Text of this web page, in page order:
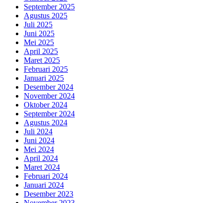
September 2025
Agustus 2025
Juli 2025
Juni 2025
Mei 2025
April 2025
Maret 2025
Februari 2025
Januari 2025
Desember 2024
November 2024
Oktober 2024
September 2024
Agustus 2024
Juli 2024
Juni 2024
Mei 2024
April 2024
Maret 2024
Februari 2024
Januari 2024
Desember 2023